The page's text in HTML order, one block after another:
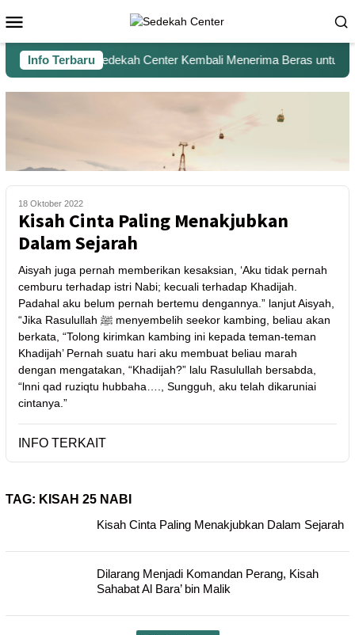
Info TerbaruSedekah Center Kembali Menerima Beras untuk
18 Oktober 2022
Kisah Cinta Paling Menakjubkan
Dalam Sejarah
Aisyah juga pernah memberikan kesaksian, ‘Aku tidak pernah
cemburu terhadap istri Nabi; kecuali terhadap Khadijah.
Padahal aku belum pernah bertemu dengannya.” lanjut Aisyah,
“Jika Rasulullah ﷺ menyembelih seekor kambing, beliau akan
berkata, “Tolong kirimkan kambing ini kepada teman-teman
Khadijah’ Pernah suatu hari aku membuat beliau marah
dengan mengatakan, “Khadijah?” lalu Rasulullah bersabda,
“lnni qad ruziqtu hubbaha…., Sungguh, aku telah dikaruniai
cintanya.”
INFO TERKAIT
TAG: KISAH 25 NABI
Kisah Cinta Paling Menakjubkan Dalam Sejarah
Dilarang Menjadi Komandan Perang, Kisah
Sahabat Al Bara’ bin Malik